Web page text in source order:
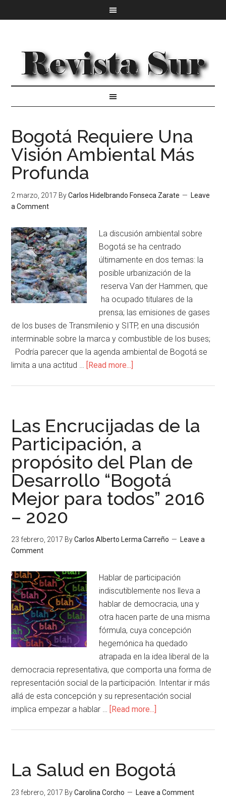
Bogotá Requiere Una
Visión Ambiental Más
Profunda
2 marzo, 2017 ByCarlos Hidelbrando Fonseca Zarate
Leave
a Comment
La discusión ambiental sobre
Bogotá se ha centrado
últimamente en dos temas: la
posible urbanización de la
reserva Van der Hammen, que
ha ocupado titulares de la
prensa; las emisiones de gases
de los buses de Transmilenio y SITP, en una discusión
interminable sobre la marca y combustible de los buses;
Podría parecer que la agenda ambiental de Bogotá se
limita a una actitud … [Read more...]
Las Encrucijadas de la
Participación, a
propósito del Plan de
Desarrollo “Bogotá
Mejor para todos” 2016
– 2020
23 febrero, 2017 ByCarlos Alberto Lerma Carreño
Leave a
Comment
Hablar de participación
indiscutiblemente nos lleva a
hablar de democracia, una y
otra hacen parte de una misma
fórmula, cuya concepción
hegemónica ha quedado
atrapada en la idea liberal de la
democracia representativa, que comporta una forma de
representación social de la participación. Intentar ir más
allá de esta concepción y su representación social
implica empezar a hablar … [Read more...]
La Salud en Bogotá
23 febrero, 2017 ByCarolina Corcho Leave a Comment